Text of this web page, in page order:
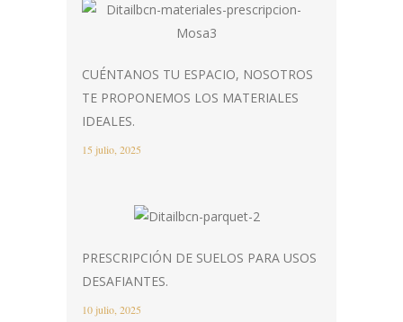
CUÉNTANOS TU ESPACIO, NOSOTROS
TE PROPONEMOS LOS MATERIALES
IDEALES.
15 julio, 2025
PRESCRIPCIÓN DE SUELOS PARA USOS
DESAFIANTES.
10 julio, 2025